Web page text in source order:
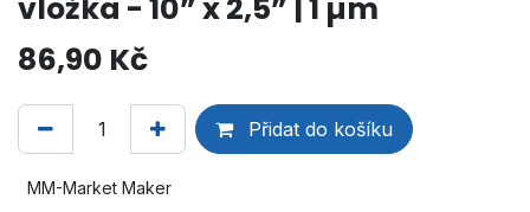
vložka - 10” x 2,5” | 1 µm
86,90 Kč
Přidat do košíku
MM-Market Maker